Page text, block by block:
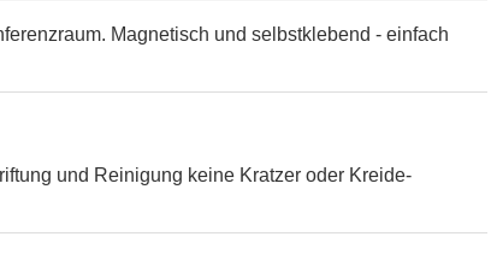
Magnetisch und selbstklebend - einfach
und Reinigung keine Kratzer oder Kreide-